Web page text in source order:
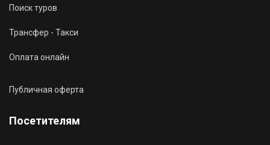
Поиск туров
Трансфер - Такси
Оплата онлайн
Публичная оферта
Посетителям